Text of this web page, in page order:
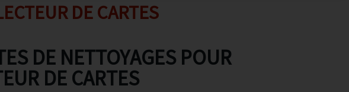
DE CARTES
DE NETTOYAGES POUR
DE CARTES